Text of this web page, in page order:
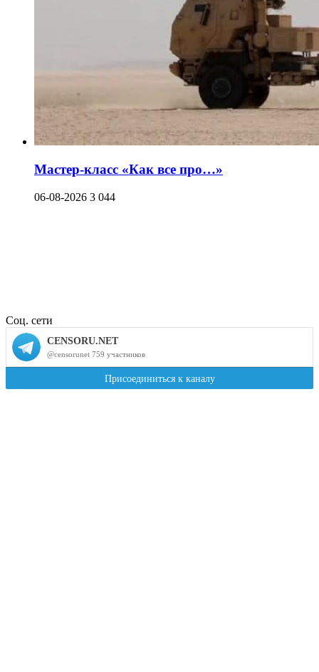
Мастер-класс «Как все про…»
06-08-2026 3 044
Соц. сети